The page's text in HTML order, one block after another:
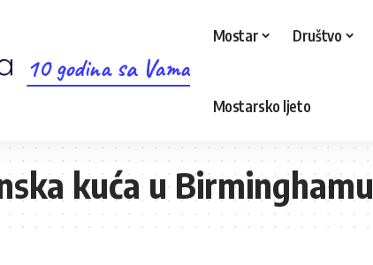
10 godina sa Vama
Mostar Društvo
Mostarsko ljeto
kuća u Birminghamu